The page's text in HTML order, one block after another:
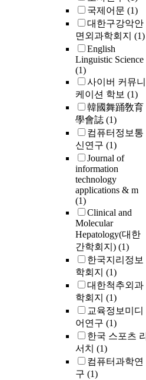
국제어문 (1)
대한구강악안
면외과학회지 (1)
English
Linguistic Science
(1)
사이버 커뮤니
케이션 학보 (1)
韓國舞踊敎育
學會誌 (1)
컴퓨터정보통
신연구 (1)
Journal of
information
technology
applications & m
(1)
Clinical and
Molecular
Hepatology(대한
간학회지) (1)
한국지리정보
학회지 (1)
대한척추외과
학회지 (1)
교육정보미디
어연구 (1)
한국 스포츠 리
서치 (1)
컴퓨터과학연
구 (1)